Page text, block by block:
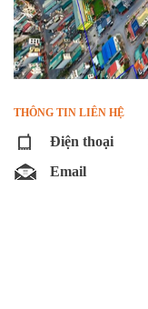
THÔNG TIN LIÊN HỆ
Điện thoại
Email